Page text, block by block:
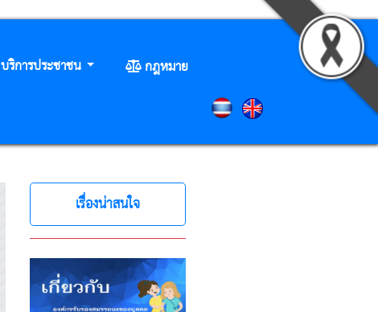
บริการประชาชน
กฎหมาย
เรื่องน่าสนใจ